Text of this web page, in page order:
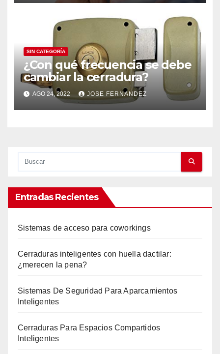
SIN CATEGORÍA
¿Con qué frecuencia se debe
cambiar la cerradura?
AGO 24, 2022 JOSE FERNANDEZ
Entradas Recientes
Sistemas de acceso para coworkings
Cerraduras inteligentes con huella dactilar:
¿merecen la pena?
Sistemas De Seguridad Para Aparcamientos
Inteligentes
Cerraduras Para Espacios Compartidos
Inteligentes